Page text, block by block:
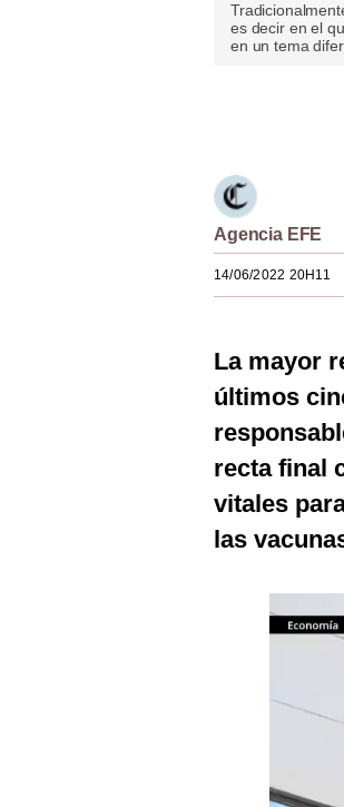
es decir en el
en un tema
Agencia EFE
14/06/2022 20H11
La mayor
últimos
recta final
vitales
las